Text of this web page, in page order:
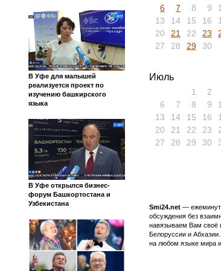
В Уфе для малышей
реализуется проект по
изучению башкирского
языка
В Уфе открылся бизнес-
форум Башкортостана и
Узбекистана
6
7 8 9
13
14 15 16
20
21 22 23
27
28 29 30
Июль
1 2
6
7 8 9
13
14 15 16
20
21 22 23
27
28 29 30
Smi24.net —
обсуждения без
навязываем Вам своё
Белоруссии и
на любом языке мира